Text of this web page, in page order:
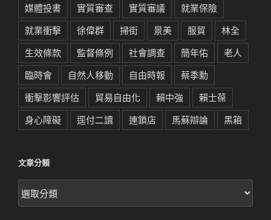
媒體投書
實質審查 實質審議
就業保險
就業衝擊
徐偉群 掃街 景美 服貿
林全
生效條款
監督條例 社會調查 簡年佑
老人
臨時會
自然人移動 自由時報
蔡季勳
衝擊影響評估
貿易自由化 賴中強
賴士葆
身心障礙
逕付二讀 連鎖店 馬蘇辯論 黑箱
文章分類
文
章